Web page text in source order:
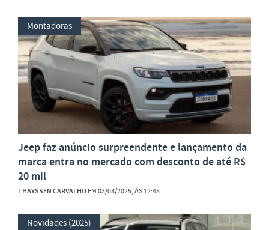
Montadoras
Jeep faz anúncio surpreendente e lançamento da
marca entra no mercado com desconto de até R$
20 mil
THAYSSEN CARVALHOEM 03/08/2025, ÀS 12:48
Novidades (2025)